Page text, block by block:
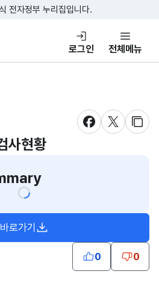
콘텐츠 바로가기
푸터 바로가기
전자정부 누리집입니다.
데이터포털
로그인 전체메뉴
새창 열림새창 열림
새창
사현황
새창열림
바로가기
0 0